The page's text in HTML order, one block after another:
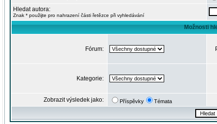
Hledat autora:
Znak * použijte pro nahrazení části řetězce při vyhledávání
Možnosti
Fórum:
Kategorie:
Zobrazit výsledek jako: Příspěvky Témata